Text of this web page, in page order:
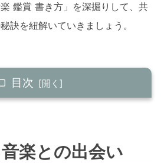
鑑賞 書き方」を深掘りして、共
訣を紐解いていきましょう。
目次
楽との出会い